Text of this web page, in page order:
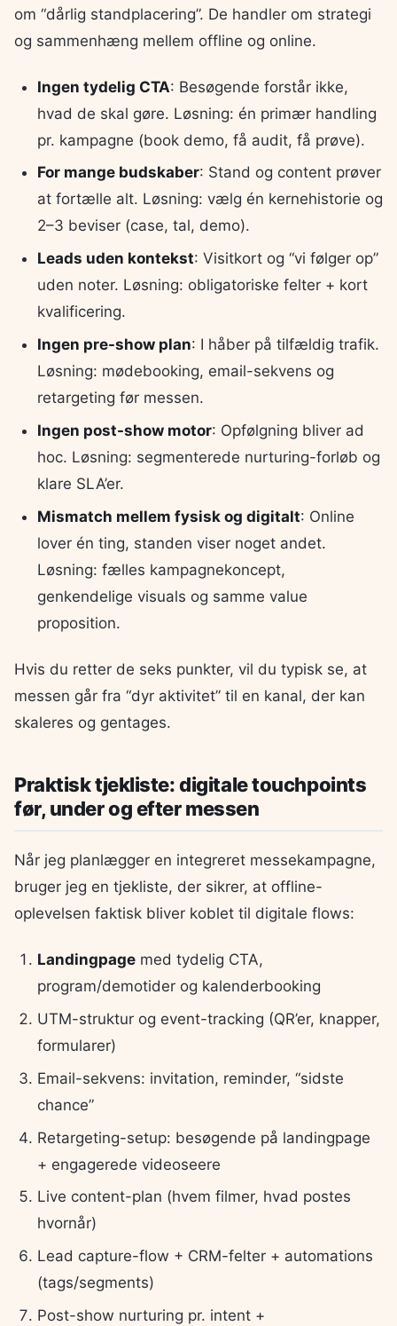
om “dårlig standplacering”. De handler om strategi
og sammenhæng mellem offline og online.
Ingen tydelig CTA: Besøgende forstår ikke,
hvad de skal gøre. Løsning: én primær handling
pr. kampagne (book demo, få audit, få prøve).
For mange budskaber: Stand og content prøver
at fortælle alt. Løsning: vælg én kernehistorie og
2–3 beviser (case, tal, demo).
Leads uden kontekst: Visitkort og “vi følger op”
uden noter. Løsning: obligatoriske felter + kort
kvalificering.
Ingen pre-show plan: I håber på tilfældig trafik.
Løsning: mødebooking, email-sekvens og
retargeting før messen.
Ingen post-show motor: Opfølgning bliver ad
hoc. Løsning: segmenterede nurturing-forløb og
klare SLA’er.
Mismatch mellem fysisk og digitalt: Online
lover én ting, standen viser noget andet.
Løsning: fælles kampagnekoncept,
genkendelige visuals og samme value
proposition.
Hvis du retter de seks punkter, vil du typisk se, at
messen går fra “dyr aktivitet” til en kanal, der kan
skaleres og gentages.
Praktisk tjekliste: digitale touchpoints
før, under og efter messen
Når jeg planlægger en integreret messekampagne,
bruger jeg en tjekliste, der sikrer, at offline-
oplevelsen faktisk bliver koblet til digitale flows:
Landingpagemed tydelig CTA,
program/demotider og kalenderbooking
UTM-struktur og event-tracking (QR’er, knapper,
formularer)
Email-sekvens: invitation, reminder, “sidste
chance”
Retargeting-setup: besøgende på landingpage
+ engagerede videoseere
Live content-plan (hvem filmer, hvad postes
hvornår)
Lead capture-flow + CRM-felter + automations
(tags/segments)
Post-show nurturing pr. intent +